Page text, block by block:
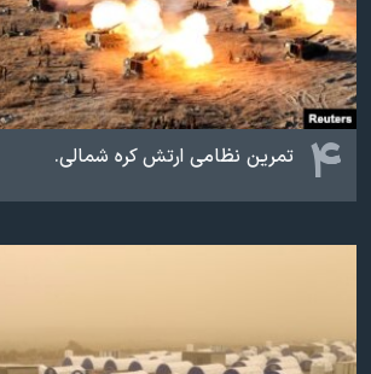
۴ تمرین نظامی ارتش کره شمالی‌.